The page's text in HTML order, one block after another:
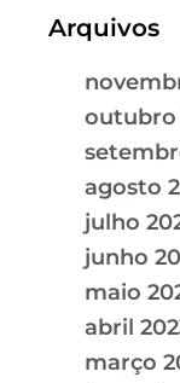
Arquivos
outubro
agosto
julho
junho
maio
abril
março